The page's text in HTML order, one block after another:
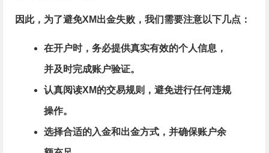
因此，为了避免XM出金失败，我们需要注意以下几点：
在开户时，务必提供真实有效的个人信息，
并及时完成账户验证。
认真阅读XM的交易规则，避免进行任何违规
操作。
选择合适的入金和出金方式，并确保账户余